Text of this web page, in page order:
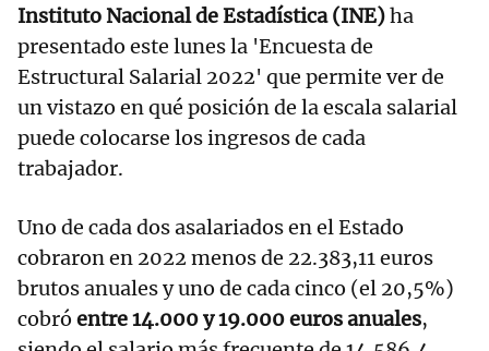
Instituto Nacional de Estadística (INE)ha
presentado este lunes la 'Encuesta de
Estructural Salarial 2022' que permite ver de
un vistazo en qué posición de la escala salarial
puede colocarse los ingresos de cada
trabajador.
Uno de cada dos asalariados en el Estado
cobraron en 2022 menos de 22.383,11 euros
brutos anuales y uno de cada cinco (el 20,5%)
cobró entre 14.000 y 19.000 euros anuales,